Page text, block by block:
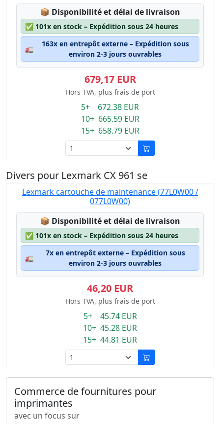
📦 Lagerstatus:
Disponibilité et délai de livraison
✅ 101x en stock – Expédition sous 24 heures
🚛
163x en entrepôt externe – Expédition sous
environ 2-3 jours ouvrables
679,17 EUR
Hors TVA, plus frais de port
5+ 672.38 EUR
10+ 665.59 EUR
15+ 658.79 EUR
Divers pour Lexmark CX 961 se
Lexmark cartouche de maintenance (77L0W00 /
077L0W00)
📦 Lagerstatus:
Disponibilité et délai de livraison
✅ 101x en stock – Expédition sous 24 heures
🚛
7x en entrepôt externe – Expédition sous
environ 2-3 jours ouvrables
46,20 EUR
Hors TVA, plus frais de port
5+ 45.74 EUR
10+ 45.28 EUR
15+ 44.81 EUR
Commerce de fournitures pour
imprimantes
avec un focus sur